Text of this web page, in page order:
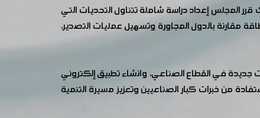
المجلس إعداد دراسة شاملة تتناول التحديات التي
مقارنة بالدول المجاورة وتسهيل عمليات التصدير،
جديدة في القطاع الصناعي، وانشاء تطبيق إلكتروني
من خبرات كبار الصناعيين وتعزيز مسيرة التنمية